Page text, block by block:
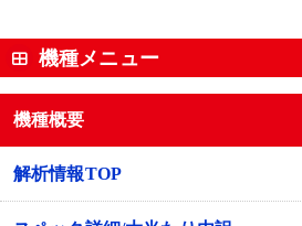
機種メニュー
機種概要
解析情報TOP